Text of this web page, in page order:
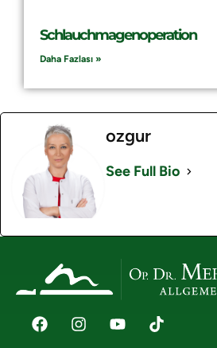
Schlauchmagenoperation
Daha Fazlası »
ozgur
See Full Bio